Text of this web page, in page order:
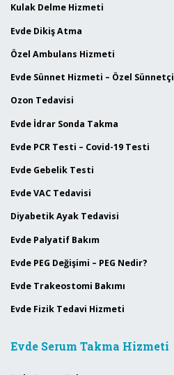
Kulak Delme Hizmeti
Evde Dikiş Atma
Özel Ambulans Hizmeti
Evde Sünnet Hizmeti – Özel Sünnetçi
Ozon Tedavisi
Evde İdrar Sonda Takma
Evde PCR Testi – Covid-19 Testi
Evde Gebelik Testi
Evde VAC Tedavisi
Diyabetik Ayak Tedavisi
Evde Palyatif Bakım
Evde PEG Değişimi – PEG Nedir?
Evde Trakeostomi Bakımı
Evde Fizik Tedavi Hizmeti
Evde Serum Takma Hizmeti